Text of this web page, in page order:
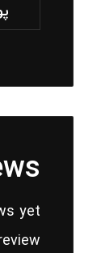
yet.